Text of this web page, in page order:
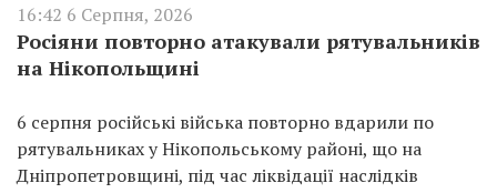
16:42 6 Серпня, 2026
Росіяни повторно атакували рятувальників
на Нікопольщині
6 серпня російські війська повторно вдарили по
рятувальниках у Нікопольському районі, що на
Дніпропетровщині, під час ліквідації наслідків